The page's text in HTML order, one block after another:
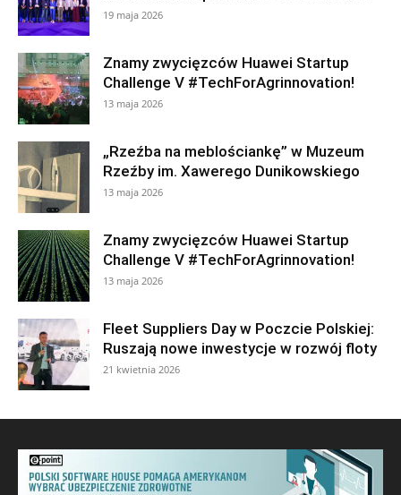
19 maja 2026
Znamy zwycięzców Huawei Startup
Challenge V #TechForAgrinnovation!
13 maja 2026
„Rzeźba na meblościankę” w Muzeum
Rzeźby im. Xawerego Dunikowskiego
13 maja 2026
Znamy zwycięzców Huawei Startup
Challenge V #TechForAgrinnovation!
13 maja 2026
Fleet Suppliers Day w Poczcie Polskiej:
Ruszają nowe inwestycje w rozwój floty
21 kwietnia 2026